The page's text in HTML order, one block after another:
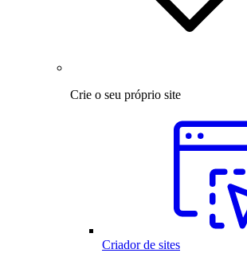
Crie o seu próprio site
Criador de sites